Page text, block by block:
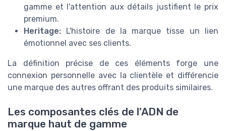
gamme et l'attention aux détails justifient le prix
premium.
Heritage: L'histoire de la marque tisse un lien
émotionnel avec ses clients.
La définition précise de ces éléments forge une
connexion personnelle avec la clientèle et différencie
une marque des autres offrant des produits similaires.
Les composantes clés de l'ADN de
marque haut de gamme